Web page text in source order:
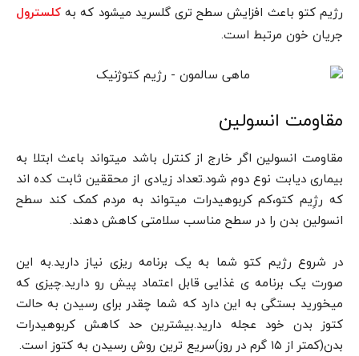
رژیم کتو باعث افزایش سطح تری گلسرید میشود که به کلسترول
جریان خون مرتبط است.
مقاومت انسولین
مقاومت انسولین اگر خارج از کنترل باشد میتواند باعث ابتلا به
بیماری دیابت نوع دوم شود.تعداد زیادی از محققین ثابت کده اند
که رژِیم کتو،کم کربوهیدرات میتواند به مردم کمک کند سطح
انسولین بدن را در سطح مناسب سلامتی کاهش دهند.
در شروع رژیم کتو شما به یک برنامه ریزی نیاز دارید.به این
صورت یک برنامه ی غذایی قابل اعتماد پیش رو دارید.چیزی که
میخورید بستگی به این دارد که شما چقدر برای رسیدن به حالت
کتوز بدن خود عجله دارید.بیشترین حد کاهش کربوهیدرات
بدن(کمتر از ۱۵ گرم در روز)سریع ترین روش رسیدن به کتوز است.